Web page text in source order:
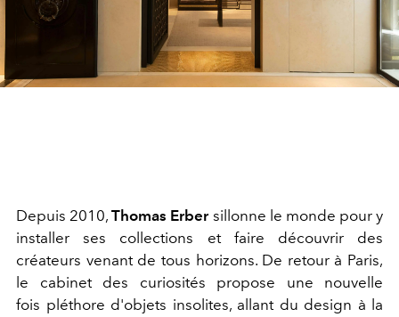
Depuis 2010,Thomas Erbersillonne le monde pour y
installer ses collections et faire découvrir des
créateurs venant de tous horizons. De retour à Paris,
le cabinet des curiosités propose une nouvelle
fois pléthore d'objets insolites, allant du design à la